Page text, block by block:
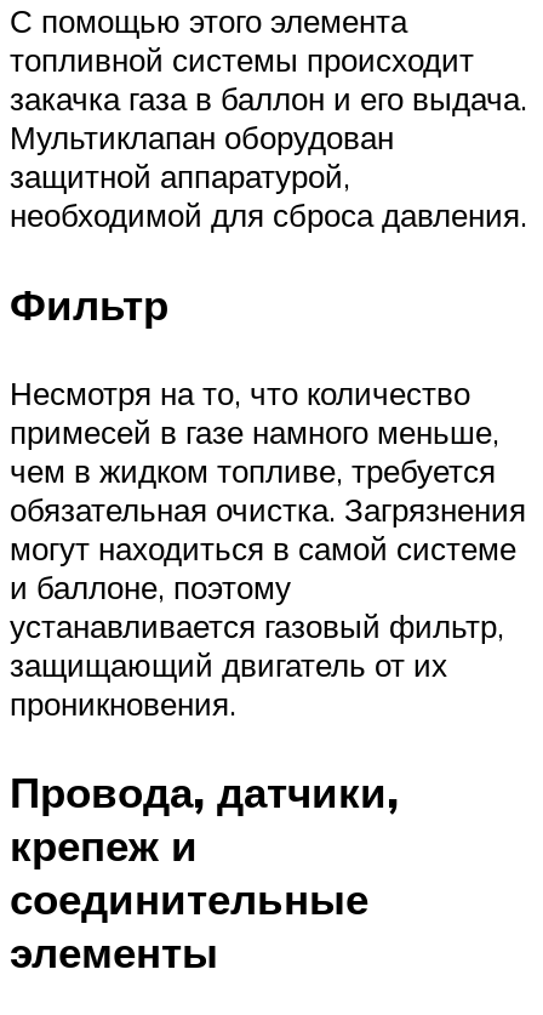
С помощью этого элемента
топливной системы происходит
закачка газа в баллон и его выдача.
Мультиклапан оборудован
защитной аппаратурой,
необходимой для сброса давления.
Фильтр
Несмотря на то, что количество
примесей в газе намного меньше,
чем в жидком топливе, требуется
обязательная очистка. Загрязнения
могут находиться в самой системе
и баллоне, поэтому
устанавливается газовый фильтр,
защищающий двигатель от их
проникновения.
Провода, датчики,
крепеж и
соединительные
элементы